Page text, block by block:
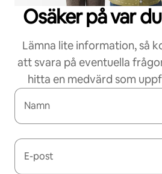
Osäker på var
Lämna lite information, så
att svara på eventuella
hitta en medvärd som
Namn
E-post